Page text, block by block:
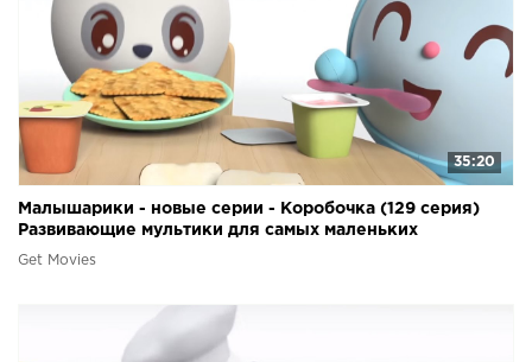
35:20
Малышарики - новые серии - Коробочка (129 серия)
Развивающие мультики для самых маленьких
Get Movies